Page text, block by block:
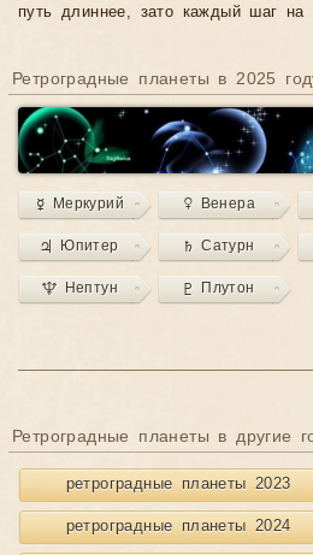
путь длиннее, зато каждый шаг на
Ретроградные планеты в 2025
☿ Меркурий ♀ Венера
♃ Юпитер ♄ Сатурн
♆ Нептун ♇ Плутон
Ретроградные планеты в другие
ретроградные планеты 2023
ретроградные планеты 2024